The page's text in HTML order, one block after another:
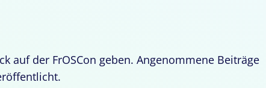
auf der FrOSCon geben. Angenommene Beiträge